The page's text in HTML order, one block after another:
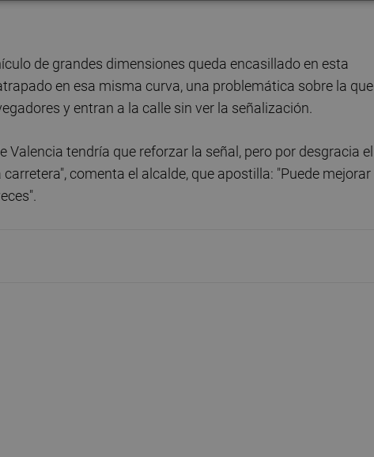
de grandes dimensiones queda encasillado en esta
en esa misma curva, una problemática sobre la que
y entran a la calle sin ver la señalización.
Valencia tendría que reforzar la señal, pero por desgracia el
comenta el alcalde, que apostilla: "Puede mejorar